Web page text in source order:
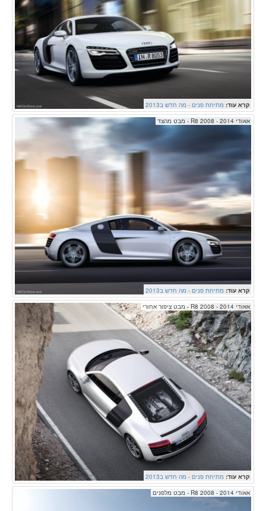
קרא עוד: מתיחת פנים - מה חדש ב2013
אאודי R8 2008 - 2014 - מבט מהצד
קרא עוד: מתיחת פנים - מה חדש ב2013
אאודי R8 2008 - 2014 - מבט ציפור אחורי
קרא עוד: מתיחת פנים - מה חדש ב2013
אאודי R8 2008 - 2014 - מבט מלפנים